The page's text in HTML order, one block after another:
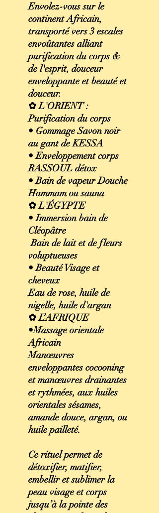
Envolez-vous sur le
continent Africain,
transporté vers 3 escales
envoûtantes alliant
purification du corps &
de l'esprit, douceur
enveloppante et beauté et
douceur.
✿ L'ORIENT :
Purification du corps
• Gommage Savon noir
au gant de KESSA
• Enveloppement corps
RASSOUL détox
• Bain de vapeur Douche
Hammam ou sauna
✿ L'ÉGYPTE
• Immersion bain de
Cléopâtre
Bain de lait et de fleurs
voluptueuses
• Beauté Visage et
cheveux
Eau de rose, huile de
nigelle, huile d'argan
✿ L’AFRIQUE
•Massage orientale
Africain
Manœuvres
enveloppantes cocooning
et manœuvres drainantes
et rythmées, aux huiles
orientales sésames,
amande douce, argan, ou
huile pailleté.
Ce rituel permet de
détoxifier, matifier,
embellir et sublimer la
peau visage et corps
jusqu’à la pointe des